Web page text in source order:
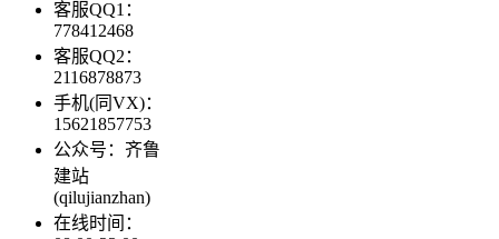
客服QQ1：
778412468
客服QQ2：
2116878873
手机(同VX)：
15621857753
公众号：齐鲁
建站
(qilujianzhan)
在线时间：